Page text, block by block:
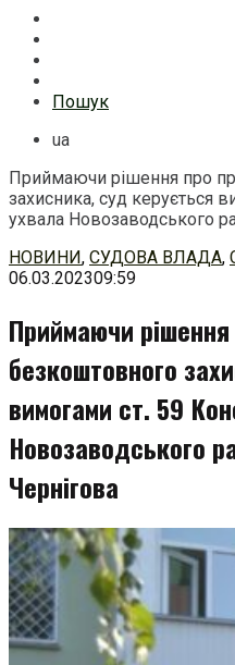
Пошук
ua
Приймаючи рішення про
захисника, суд керується
ухвала Новозаводського
Перейти
до
НОВИНИ, СУДОВА ВЛАДА,
06.03.202309:59
Приймаючи
безкоштовного
вимогами ст. 59
Новозаводського
Чернігова